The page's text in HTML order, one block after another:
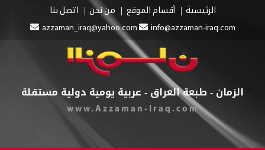
أقسام الموقع من نحن
اتصل بنا
azzaman_iraq@yahoo.com
info@azzaman-
- طبعة العراق - عربية يومية دولية مستقلة
www.Azzaman-Iraq.com